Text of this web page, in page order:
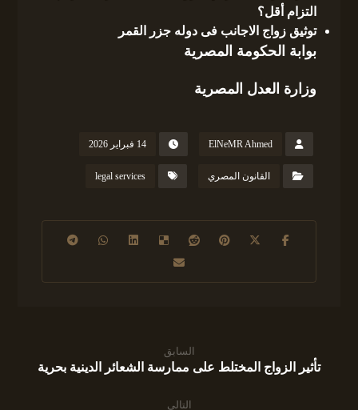
التزام أقل؟
توثيق زواج الاجانب فى دوله جزر القمر
بوابة الحكومة المصرية
وزارة العدل المصرية
ElNeMR Ahmed 14 فبراير 2026
القانون المصري legal services
السابق
تأثير الزواج المختلط على ممارسة الشعائر الدينية بحرية
التالى